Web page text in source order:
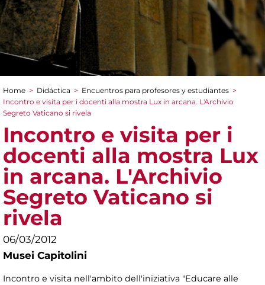
You are here
Home > Didáctica > Encuentros para profesores y estudiantes >
Incontro e visita per i docenti alla mostra Lux in arcana. L'Archivio
Segreto Vaticano si rivela
Incontro e visita per i
docenti alla mostra Lux
in arcana. L'Archivio
Segreto Vaticano si
rivela
06/03/2012
Musei Capitolini
Incontro e visita nell'ambito dell'iniziativa "Educare alle